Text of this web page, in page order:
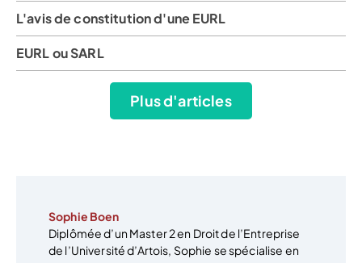
L'avis de constitution d'une EURL
EURL ou SARL
Plus d'articles
Sophie Boen
Diplômée d’un Master 2 en Droit de l’Entreprise
de l’Université d’Artois, Sophie se spécialise en